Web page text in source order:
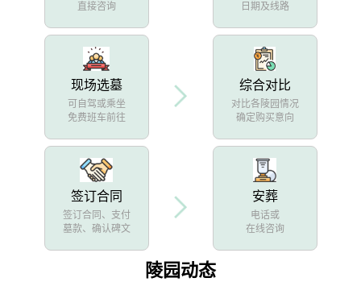
直接咨询
日期及线路
现场选墓
可自驾或乘坐
免费班车前往
综合对比
对比各陵园情况
确定购买意向
签订合同
签订合同、支付
墓款、确认碑文
安葬
电话或
在线咨询
陵园动态